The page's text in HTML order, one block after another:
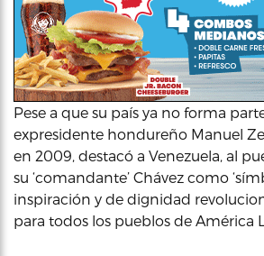
Pese a que su país ya no forma
expresidente hondureño Manuel
en 2009, destacó a Venezuela, al
su ‘comandante’ Chávez como
inspiración y de dignidad
para todos los pueblos de América